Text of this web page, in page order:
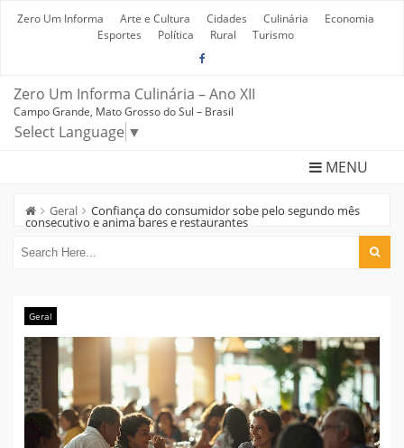
Zero Um Informa Arte e Cultura Cidades Culinária
Economia
Esportes
Política Rural Turismo
Zero Um Informa Culinária – Ano XII
Campo Grande, Mato Grosso do Sul – Brasil
Select Language ▼
MENU
Geral Confiança do consumidor sobe pelo segundo mês
consecutivo e anima bares e restaurantes
Geral